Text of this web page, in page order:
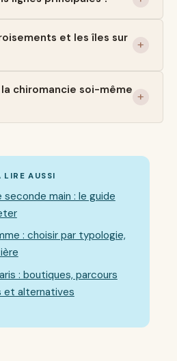
et les îles sur
chiromancie soi-même
LIRE AUSSI
main : le guide
: choisir par typologie,
: boutiques, parcours
et alternatives